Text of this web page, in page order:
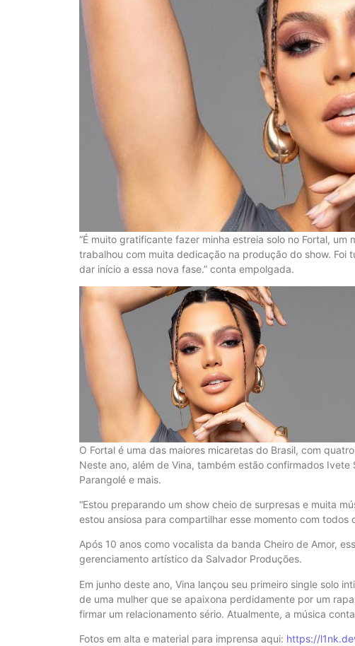
“É muito gratificante fazer minha estreia solo no Fortal,
trabalhou com muita dedicação na produção do show.
dar início a essa nova fase.” conta empolgada.
O Fortal é uma das maiores micaretas do Brasil, com
Neste ano, além de Vina, também estão confirmados
Parangolé e mais.
“Estou preparando um show cheio de surpresas e muita
estou ansiosa para compartilhar esse momento com todos
Após 10 anos como vocalista da banda Cheiro de Amor,
gerenciamento artístico da Salvador Produções.
Em junho deste ano, Vina lançou seu primeiro single solo
de uma mulher que se apaixona perdidamente por um
firmar um relacionamento sério. Atualmente, a música
Fotos em alta e material para imprensa aqui: https://